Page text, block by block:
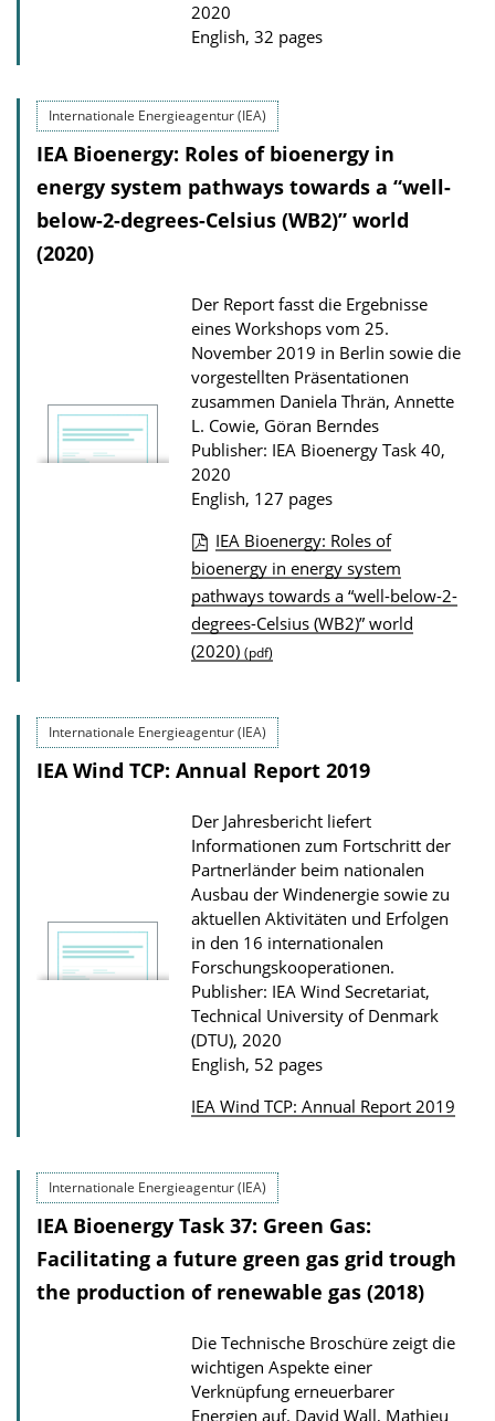
2020
English, 32 pages
Internationale Energieagentur (IEA)
IEA Bioenergy: Roles of bioenergy in
energy system pathways towards a “well-
below-2-degrees-Celsius (WB2)” world
(2020)
Der Report fasst die Ergebnisse
eines Workshops vom 25.
November 2019 in Berlin sowie die
vorgestellten Präsentationen
zusammen Daniela Thrän, Annette
L. Cowie, Göran Berndes
Publisher: IEA Bioenergy Task 40,
2020
English, 127 pages
P
u
b
l
c
a
t
i
o
n
D
o
w
n
l
o
d
IEA Bioenergy: Roles of
bioenergy in energy system
pathways towards a “well-below-2-
degrees-Celsius (WB2)” world
(2020) (pdf)
Internationale Energieagentur (IEA)
IEA Wind TCP: Annual Report 2019
Der Jahresbericht liefert
Informationen zum Fortschritt der
Partnerländer beim nationalen
Ausbau der Windenergie sowie zu
aktuellen Aktivitäten und Erfolgen
in den 16 internationalen
Forschungskooperationen.
Publisher: IEA Wind Secretariat,
Technical University of Denmark
(DTU), 2020
English, 52 pages
b
l
i
c
t
i
o
IEA Wind TCP: Annual Report 2019
Internationale Energieagentur (IEA)
IEA Bioenergy Task 37: Green Gas:
Facilitating a future green gas grid trough
the production of renewable gas (2018)
Die Technische Broschüre zeigt die
wichtigen Aspekte einer
Verknüpfung erneuerbarer
Energien auf. David Wall, Mathieu